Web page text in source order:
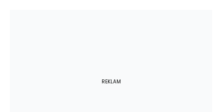
REKLAM